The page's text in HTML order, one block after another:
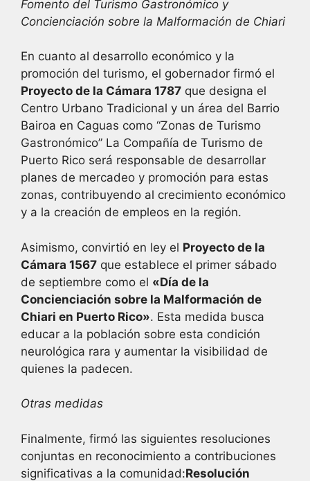
Fomento del Turismo Gastronómico y
Concienciación sobre la Malformación de Chiari
En cuanto al desarrollo económico y la
promoción del turismo, el gobernador firmó el
Proyecto de la Cámara 1787 que designa el
Centro Urbano Tradicional y un área del Barrio
Bairoa en Caguas como “Zonas de Turismo
Gastronómico” La Compañía de Turismo de
Puerto Rico será responsable de desarrollar
planes de mercadeo y promoción para estas
zonas, contribuyendo al crecimiento económico
y a la creación de empleos en la región.
Asimismo, convirtió en ley el Proyecto de la
Cámara 1567 que establece el primer sábado
de septiembre como el «Día de la
Concienciación sobre la Malformación de
Chiari en Puerto Rico». Esta medida busca
educar a la población sobre esta condición
neurológica rara y aumentar la visibilidad de
quienes la padecen.
Otras medidas
Finalmente, firmó las siguientes resoluciones
conjuntas en reconocimiento a contribuciones
significativas a la comunidad:Resolución